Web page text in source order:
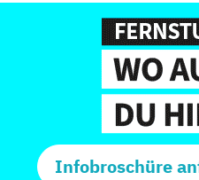
Infobroschüre